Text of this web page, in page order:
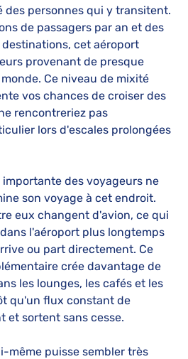
des personnes qui y transitent.
de passagers par an et des
cet aéroport
provenant de presque
Ce niveau de mixité
vos chances de croiser des
rencontreriez pas
lors d'escales prolongées
des voyageurs ne
son voyage à cet endroit.
eux changent d'avion, ce qui
l'aéroport plus longtemps
ou part directement. Ce
crée davantage de
les lounges, les cafés et les
qu'un flux constant de
et sortent sans cesse.
même puisse sembler très